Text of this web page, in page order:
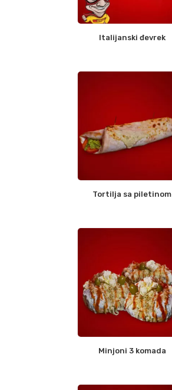
Italijanski đevrek
Tortilja sa piletinom
Minjoni 3 komada